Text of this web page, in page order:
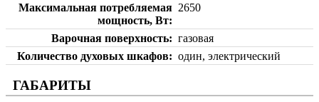
Максимальная потребляемая
мощность, Вт
2650
Варочная поверхность
газовая
Количество духовых шкафов
один, электрический
ГАБАРИТЫ